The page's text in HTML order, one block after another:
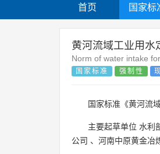
首页 国家标
黄河流域工业用水
Norm of water intake
国家标准 强制性
国家标准《黄河流
主要起草单位 水利
公司 、 河南中原黄金冶